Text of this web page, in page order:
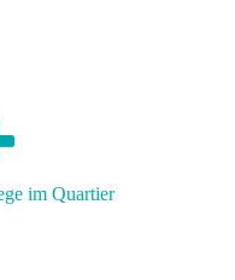
im Quartier